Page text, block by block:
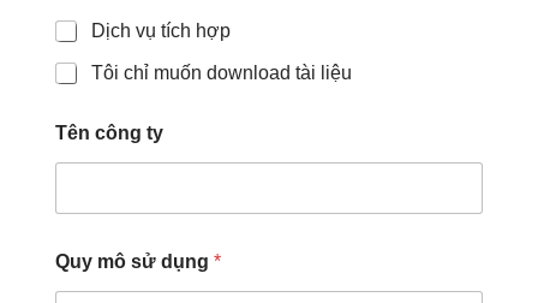
Dịch vụ tích hợp
Tôi chỉ muốn download tài liệu
Tên công ty
Quy mô sử dụng *